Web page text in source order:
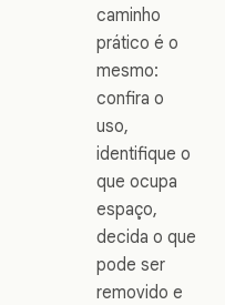
caminho
prático é o
mesmo:
confira o
uso,
identifique o
que ocupa
espaço,
decida o que
pode ser
removido e